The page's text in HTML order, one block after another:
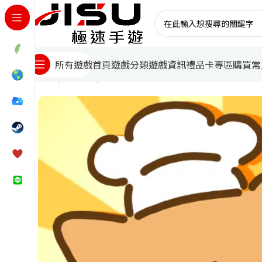
所有遊戲首頁遊戲分類遊戲資訊禮品卡專區購買
首頁